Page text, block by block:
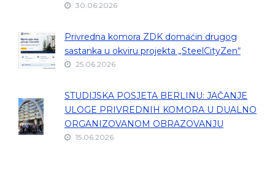
30.06.2026
Privredna komora ZDK domaćin drugog
sastanka u okviru projekta „SteelCityZen“
25.06.2026
STUDIJSKA POSJETA BERLINU: JAČANJE
ULOGE PRIVREDNIH KOMORA U DUALNO
ORGANIZOVANOM OBRAZOVANJU
15.06.2026